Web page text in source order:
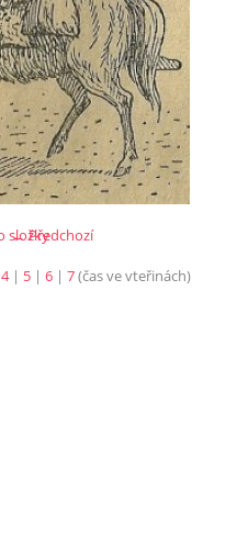
← Předchozí
složky
4| 5 | 6 | 7(čas ve vteřinách)